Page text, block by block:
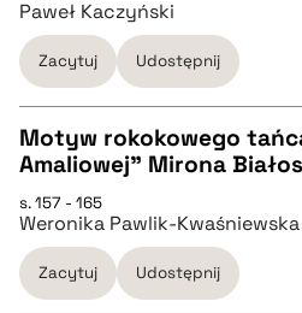
pobierz cytat
BIBTEX
pobierz cytat
Paweł Kaczyński
Zacytuj Udostępnij
CZYSTY TEKST
pobierz cytat
Motyw rokokowego
Amaliowej" Mirona
s. 157 - 165
Weronika Pawlik-Kwaśniewska
Zacytuj Udostępnij